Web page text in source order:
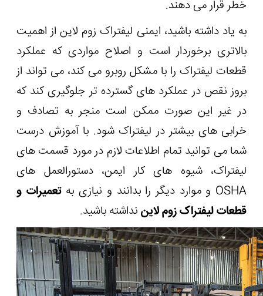
خطر قرار می دهند.
به یاد داشته باشید، ایمنی لیفتراک زوم لاین از اهمیت
بالاتری برخوردار است و اصلاح مواردی که عملکرد
قطعات لیفتراک را با مشکل روبرو می کند، می تواند از
بروز نقص در عملکرد های گسترده تر جلوگیری کند که
در غیر این صورت ممکن است منجر به تصادف و
خرابی های بیشتر در لیفتراک شود. با آموزش درست
شما می توانید تمام اطلاعات لازم در مورد قسمت های
لیفتراک، شیوه های کار ایمن، دستورالعمل های
OSHA و موارد دیگر را بدانند و نیازی بهتعمیرات و
قطعات لیفتراک زوم لایننداشته باشید.